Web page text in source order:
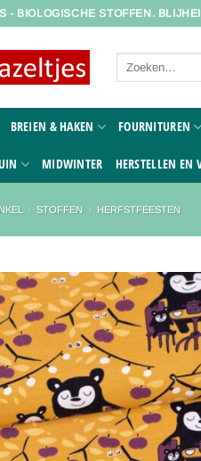
- BIOLOGISCHE STOFFEN.
Zoeken
BREIEN & HAKEN FOURNITUREN
MIDWINTER HERSTELLEN EN
/ STOFFEN / HERFSTFEESTEN